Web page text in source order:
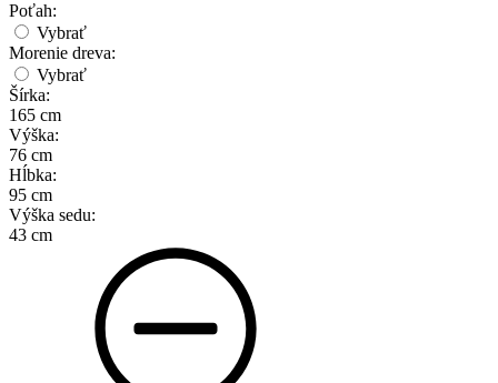
Poťah:
Vybrať
Morenie dreva:
Vybrať
Šírka:
165 cm
Výška:
76 cm
Hĺbka:
95 cm
Výška sedu:
43 cm